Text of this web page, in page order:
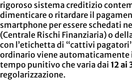
rigoroso sistema creditizio
dimenticare o ritardare il
smartphone per essere schedati
(Centrale Rischi Finanziaria) o
con l’etichetta di “cattivi
ordinario viene automaticamente
tempo punitivo che varia dai 12 ai
regolarizzazione.